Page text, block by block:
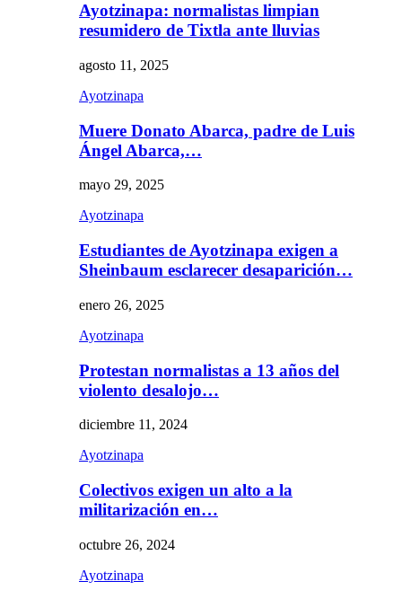
Ayotzinapa: normalistas limpian
resumidero de Tixtla ante lluvias
agosto 11, 2025
Ayotzinapa
Muere Donato Abarca, padre de Luis
Ángel Abarca,…
mayo 29, 2025
Ayotzinapa
Estudiantes de Ayotzinapa exigen a
Sheinbaum esclarecer desaparición…
enero 26, 2025
Ayotzinapa
Protestan normalistas a 13 años del
violento desalojo…
diciembre 11, 2024
Ayotzinapa
Colectivos exigen un alto a la
militarización en…
octubre 26, 2024
Ayotzinapa